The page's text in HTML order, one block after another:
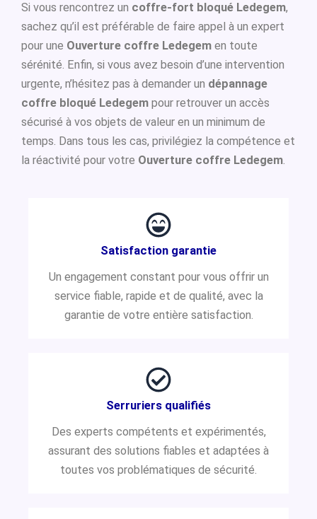
Si vous rencontrez un coffre-fort bloqué Ledegem,
sachez qu’il est préférable de faire appel à un expert
pour une Ouverture coffre Ledegem en toute
sérénité. Enfin, si vous avez besoin d’une intervention
urgente, n’hésitez pas à demander un dépannage
coffre bloqué Ledegem pour retrouver un accès
sécurisé à vos objets de valeur en un minimum de
temps. Dans tous les cas, privilégiez la compétence et
la réactivité pour votre Ouverture coffre Ledegem.
Satisfaction garantie
Un engagement constant pour vous offrir un
service fiable, rapide et de qualité, avec la
garantie de votre entière satisfaction.
Serruriers qualifiés
Des experts compétents et expérimentés,
assurant des solutions fiables et adaptées à
toutes vos problématiques de sécurité.